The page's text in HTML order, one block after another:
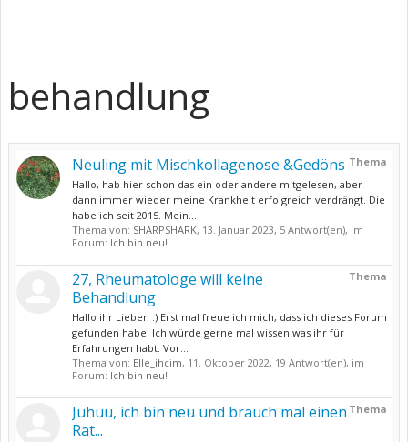
behandlung
Thema
Neuling mit Mischkollagenose &Gedöns
Hallo, hab hier schon das ein oder andere mitgelesen, aber
dann immer wieder meine Krankheit erfolgreich verdrängt. Die
habe ich seit 2015. Mein...
Thema von: SHARPSHARK, 13. Januar 2023, 5 Antwort(en), im
Forum: Ich bin neu!
Thema
27, Rheumatologe will keine
Behandlung
Hallo ihr Lieben :) Erst mal freue ich mich, dass ich dieses Forum
gefunden habe. Ich würde gerne mal wissen was ihr für
Erfahrungen habt. Vor...
Thema von: Elle_ihcim, 11. Oktober 2022, 19 Antwort(en), im
Forum: Ich bin neu!
Thema
Juhuu, ich bin neu und brauch mal einen
Rat...